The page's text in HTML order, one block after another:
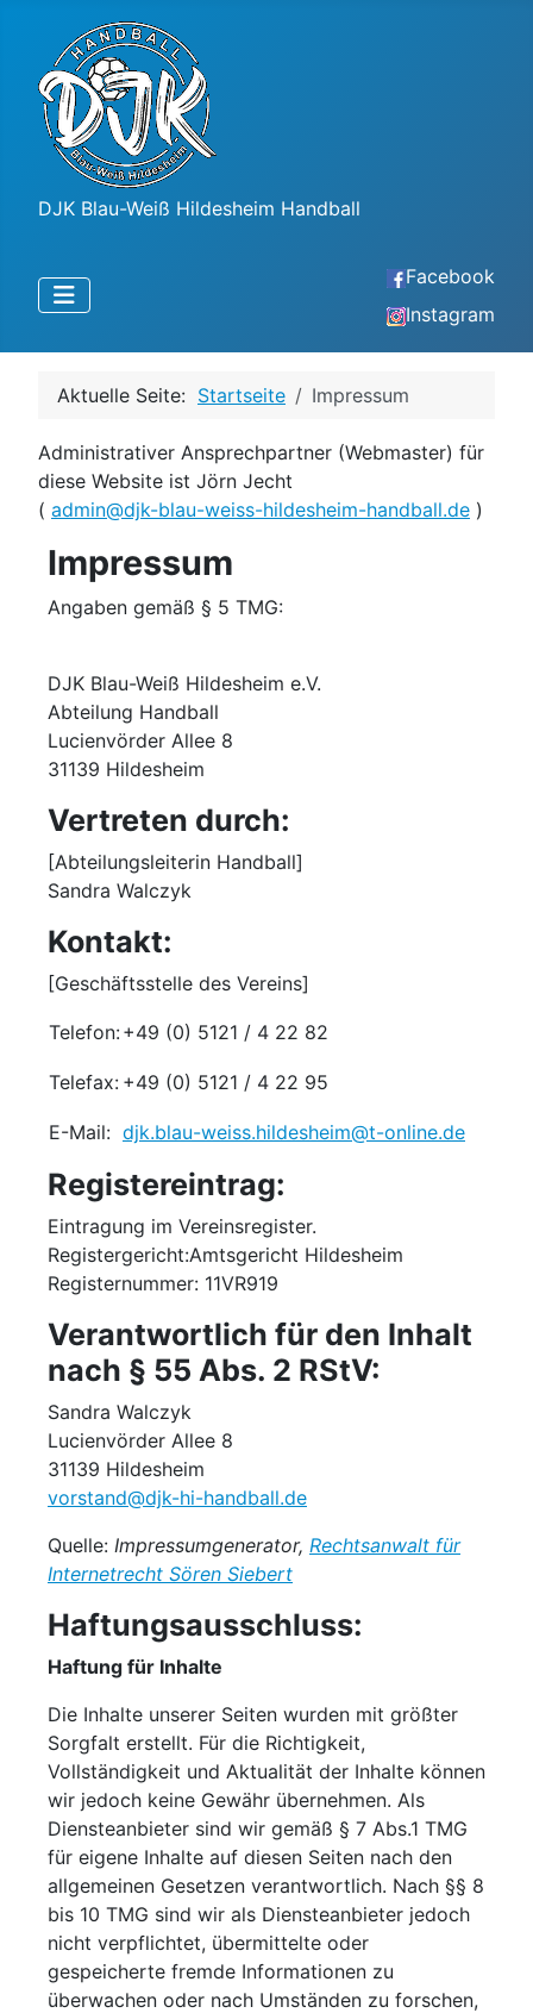
DJK Blau-Weiß Hildesheim Handball
Facebook
Instagram
Aktuelle Seite: Startseite Impressum
Administrativer Ansprechpartner (Webmaster) für
diese Website ist Jörn Jecht
( admin@djk-blau-weiss-hildesheim-handball.de )
Impressum
Angaben gemäß § 5 TMG:
DJK Blau-Weiß Hildesheim e.V.
Abteilung Handball
Lucienvörder Allee 8
31139 Hildesheim
Vertreten durch:
[Abteilungsleiterin Handball]
Sandra Walczyk
Kontakt:
[Geschäftsstelle des Vereins]
Telefon:+49 (0) 5121 / 4 22 82
Telefax: +49 (0) 5121 / 4 22 95
E-Mail: djk.blau-weiss.hildesheim@t-online.de
Registereintrag:
Eintragung im Vereinsregister.
Registergericht:Amtsgericht Hildesheim
Registernummer: 11VR919
Verantwortlich für den Inhalt
nach § 55 Abs. 2 RStV:
Sandra Walczyk
Lucienvörder Allee 8
31139 Hildesheim
vorstand@djk-hi-handball.de
Quelle: Impressumgenerator, Rechtsanwalt für
Internetrecht Sören Siebert
Haftungsausschluss:
Haftung für Inhalte
Die Inhalte unserer Seiten wurden mit größter
Sorgfalt erstellt. Für die Richtigkeit,
Vollständigkeit und Aktualität der Inhalte können
wir jedoch keine Gewähr übernehmen. Als
Diensteanbieter sind wir gemäß § 7 Abs.1 TMG
für eigene Inhalte auf diesen Seiten nach den
allgemeinen Gesetzen verantwortlich. Nach §§ 8
bis 10 TMG sind wir als Diensteanbieter jedoch
nicht verpflichtet, übermittelte oder
gespeicherte fremde Informationen zu
überwachen oder nach Umständen zu forschen,